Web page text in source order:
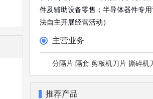
件及辅助设备零售；半导体器件专
法自主开展经营活动）
主营业务
分隔片 隔套 剪板机刀片 撕碎机
推荐产品